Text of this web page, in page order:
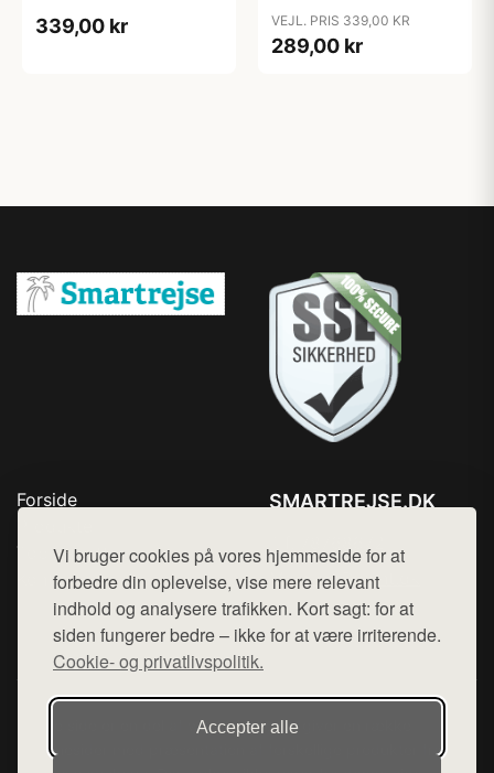
Vi bruger cookies på vores hjemmeside for at
forbedre din oplevelse, vise mere relevant
indhold og analysere trafikken. Kort sagt: for at
siden fungerer bedre – ikke for at være irriterende.
Cookie- og privatlivspolitik.
Accepter alle
339,00 kr VEJL. PRIS 339,00 KR
289,00 kr
Forside
Top Rabatter
Kontakt
SMARTREJSE.DK
Mail: hej@want.dk
Cookie- og privatlivspolitik
Denne side er en del af want.dk, der udgiver en række
hjemmesider med præsentation af forskellige produkter fra